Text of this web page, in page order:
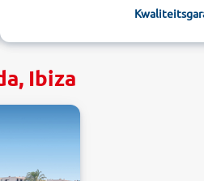
Ibiza